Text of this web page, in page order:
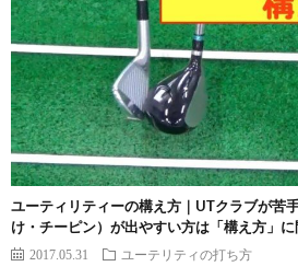
ユーティリティーの構え方｜UTクラブが苦
け・チーピン）が出やすい方は「構え方」
2017.05.31 ユーテリティの打ち方